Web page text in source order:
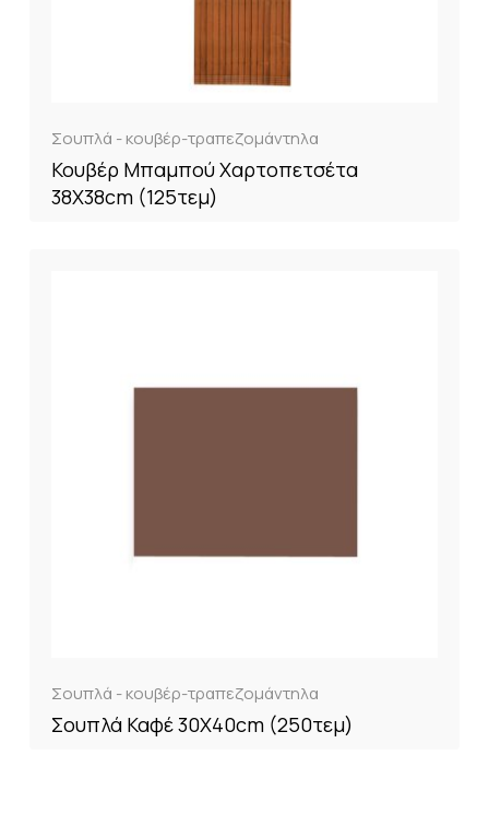
Σουπλά - κουβέρ-τραπεζομάντηλα
Κουβέρ Μπαμπού Χαρτοπετσέτα
38Χ38cm (125τεμ)
Σουπλά - κουβέρ-τραπεζομάντηλα
Σουπλά Καφέ 30Χ40cm (250τεμ)